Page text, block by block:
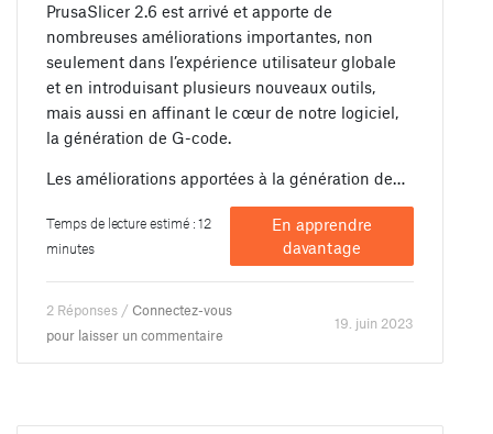
PrusaSlicer 2.6 est arrivé et apporte de
nombreuses améliorations importantes, non
seulement dans l’expérience utilisateur globale
et en introduisant plusieurs nouveaux outils,
mais aussi en affinant le cœur de notre logiciel,
la génération de G-code.
Les améliorations apportées à la génération de…
Temps de lecture estimé : 12
minutes
En apprendre
davantage
2 Réponses / Connectez-vous
pour laisser un commentaire
19. juin 2023